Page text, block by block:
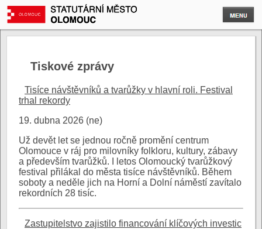
Tiskové zprávy
Tisíce návštěvníků a tvarůžky v hlavní roli. Festival
trhal rekordy
19. dubna 2026 (ne)
Už devět let se jednou ročně promění centrum
Olomouce v ráj pro milovníky folkloru, kultury, zábavy
a především tvarůžků. I letos Olomoucký tvarůžkový
festival přilákal do města tisíce návštěvníků. Během
soboty a neděle jich na Horní a Dolní náměstí zavítalo
rekordních 28 tisíc.
Zastupitelstvo zajistilo financování klíčových investic